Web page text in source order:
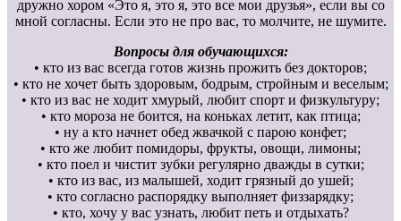
дружно хором «Это я, это я, это все мои друзья», если вы со
мной согласны. Если это не про вас, то молчите, не шумите.
Вопросы для обучающихся:
• кто из вас всегда готов жизнь прожить без докторов;
• кто не хочет быть здоровым, бодрым, стройным и веселым;
• кто из вас не ходит хмурый, любит спорт и физкультуру;
• кто мороза не боится, на коньках летит, как птица;
• ну а кто начнет обед жвачкой с парою конфет;
• кто же любит помидоры, фрукты, овощи, лимоны;
• кто поел и чистит зубки регулярно дважды в сутки;
• кто из вас, из малышей, ходит грязный до ушей;
• кто согласно распорядку выполняет физзарядку;
• кто, хочу у вас узнать, любит петь и отдыхать?